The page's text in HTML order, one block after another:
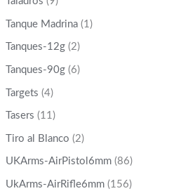
Tanque Madrina (1)
Tanques-12g (2)
Tanques-90g (6)
Targets (4)
Tasers (11)
Tiro al Blanco (2)
UKArms-AirPistol6mm (86)
UkArms-AirRifle6mm (156)